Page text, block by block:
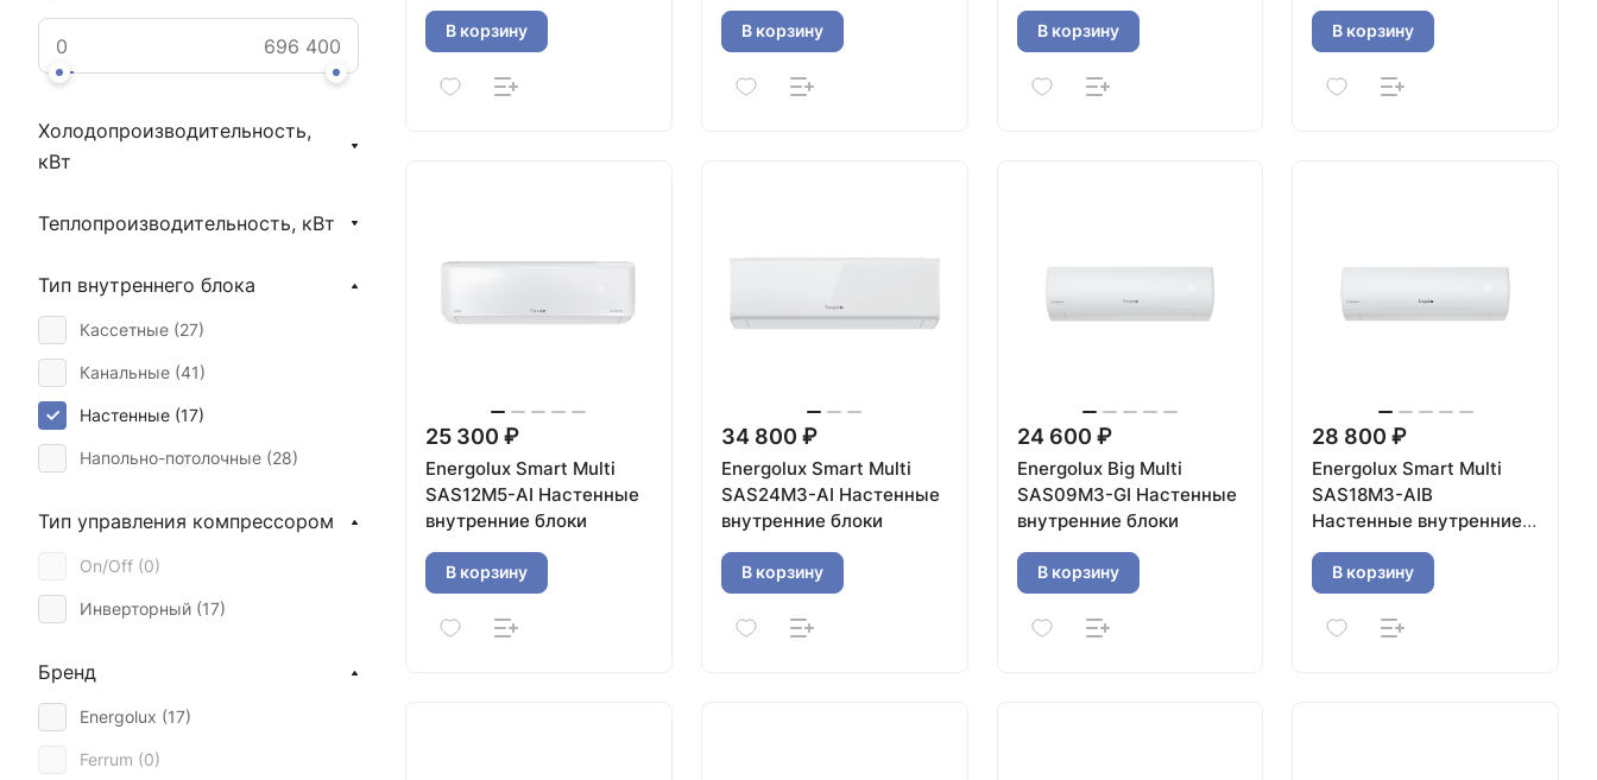
В корзину В корзину В корзину В корзину
25 300 ₽
Energolux Smart Multi
SAS12M5-AI Настенные
внутренние блоки
В корзину
34 800 ₽
Energolux Smart Multi
SAS24M3-AI Настенные
внутренние блоки
В корзину
24 600 ₽
Energolux Big Multi
SAS09M3-GI Настенные
внутренние блоки
В корзину
28 800 ₽
Energolux Smart Multi
SAS18M3-AIB
Настенные внутренние
В корзину
Холодопроизводительность,
кВт
Теплопроизводительность, кВт
Тип внутреннего блока
Кассетные (27)
Канальные (41)
Настенные (17)
Напольно-потолочные (28)
Тип управления компрессором
On/Off (0)
Инверторный (17)
Бренд
Energolux (17)
Ferrum (0)